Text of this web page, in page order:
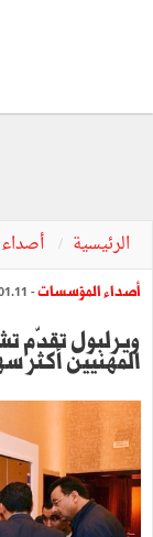
الرئيسية
أصداء المؤسسات- 2017.01.11
ويرلبول تقدّم
المهنيين أكثر